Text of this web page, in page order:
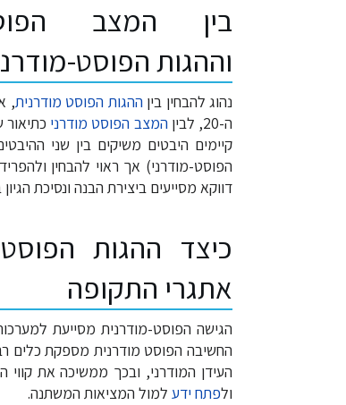
בין המצב
וההגות הפוסט-
נהוג להבחין ביןההגות הפוסט מודרנית,
ה-20, לבין
המצב הפוסט מודרני
קיימים היבטים משיקים בין שני
הפוסט-מודרני) אך ראוי להבחין
דווקא מסייעים ביצירת הבנה ונסיכת
כיצד ההגות
אתגרי התקופה
הגישה הפוסט-מודרנית מסייעת
החשיבה הפוסט מודרנית מספקת כלים
העידן המודרני, ובכך ממשיכה את
ולפתח ידע למול המציאות המשתנה.